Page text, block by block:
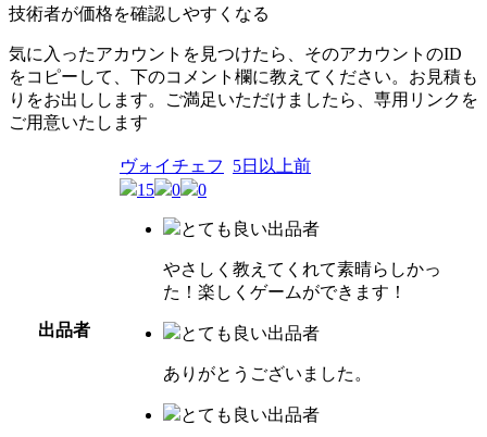
技術者が価格を確認しやすくなる
気に入ったアカウントを見つけたら、そのアカウントのID
をコピーして、下のコメント欄に教えてください。お見積も
りをお出しします。ご満足いただけましたら、専用リンクを
ご用意いたします
出品者
ヴォイチェフ
5日以上前
15
0 0
とても良い出品者
やさしく教えてくれて素晴らしかっ
た！楽しくゲームができます！
とても良い出品者
ありがとうございました。
とても良い出品者